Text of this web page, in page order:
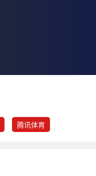
腾讯体育